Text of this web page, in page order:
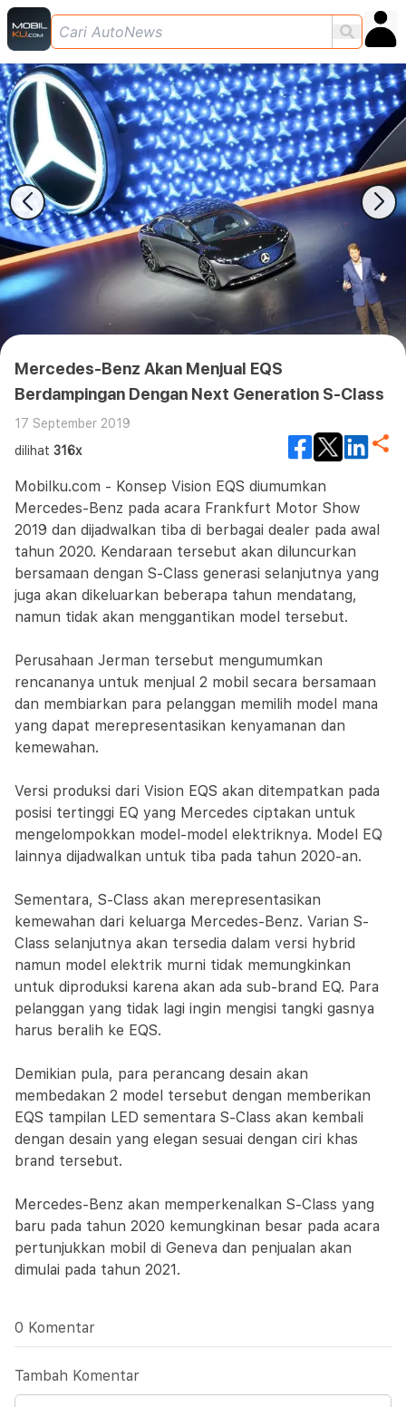
Mercedes-Benz Akan Menjual EQS
Berdampingan Dengan Next Generation S-Class
17 September 2019
dilihat 316x
Mobilku.com - Konsep Vision EQS diumumkan
Mercedes-Benz pada acara Frankfurt Motor Show
2019 dan dijadwalkan tiba di berbagai dealer pada awal
tahun 2020. Kendaraan tersebut akan diluncurkan
bersamaan dengan S-Class generasi selanjutnya yang
juga akan dikeluarkan beberapa tahun mendatang,
namun tidak akan menggantikan model tersebut.
Perusahaan Jerman tersebut mengumumkan
rencananya untuk menjual 2 mobil secara bersamaan
dan membiarkan para pelanggan memilih model mana
yang dapat merepresentasikan kenyamanan dan
kemewahan.
Versi produksi dari Vision EQS akan ditempatkan pada
posisi tertinggi EQ yang Mercedes ciptakan untuk
mengelompokkan model-model elektriknya. Model EQ
lainnya dijadwalkan untuk tiba pada tahun 2020-an.
Sementara, S-Class akan merepresentasikan
kemewahan dari keluarga Mercedes-Benz. Varian S-
Class selanjutnya akan tersedia dalam versi hybrid
namun model elektrik murni tidak memungkinkan
untuk diproduksi karena akan ada sub-brand EQ. Para
pelanggan yang tidak lagi ingin mengisi tangki gasnya
harus beralih ke EQS.
Demikian pula, para perancang desain akan
membedakan 2 model tersebut dengan memberikan
EQS tampilan LED sementara S-Class akan kembali
dengan desain yang elegan sesuai dengan ciri khas
brand tersebut.
Mercedes-Benz akan memperkenalkan S-Class yang
baru pada tahun 2020 kemungkinan besar pada acara
pertunjukkan mobil di Geneva dan penjualan akan
dimulai pada tahun 2021.
0 Komentar
Tambah Komentar